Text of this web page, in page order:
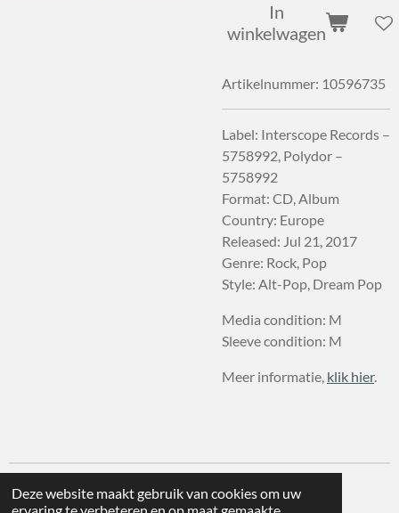
Deze website maakt gebruik van cookies om uw
In
winkelwagen
Artikelnummer: 10596735
Label: Interscope Records –
5758992, Polydor –
5758992
Format: CD, Album
Country: Europe
Released: Jul 21, 2017
Genre: Rock, Pop
Style: Alt-Pop, Dream Pop
Media condition: M
Sleeve condition: M
Meer informatie, klik hier.